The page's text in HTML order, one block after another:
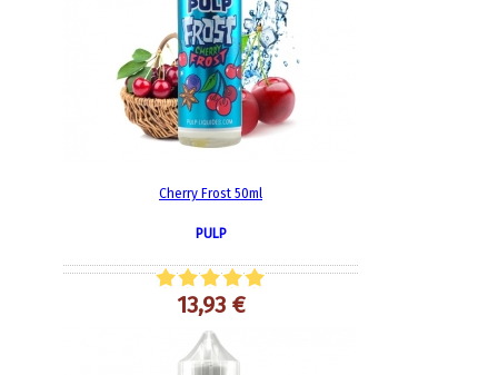
Cherry Frost 50ml
PULP
13,93 €